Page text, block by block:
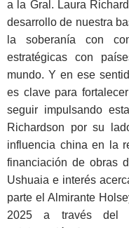
a la Gral. Laura
desarrollo de nuestra
la soberanía con
estratégicas con
mundo. Y en ese
es clave para
seguir impulsando
Richardson por su
influencia china en la
financiación de obras
Ushuaia e interés
parte el Almirante
2025 a través del